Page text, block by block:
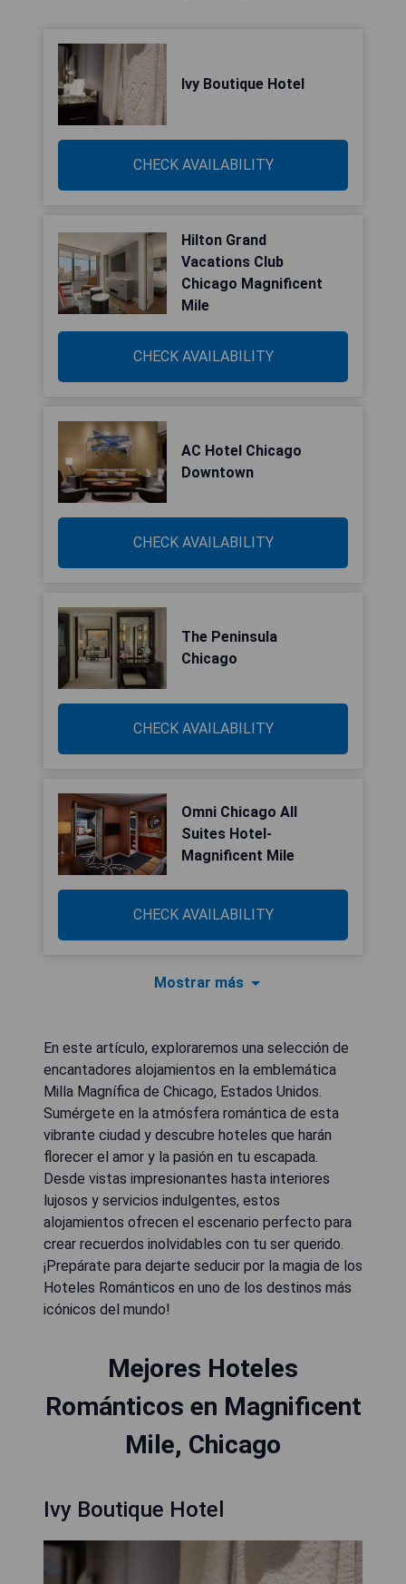
Ivy Boutique Hotel
CHECK AVAILABILITY
Hilton Grand
Vacations Club
Chicago Magnificent
Mile
CHECK AVAILABILITY
AC Hotel Chicago
Downtown
CHECK AVAILABILITY
The Peninsula
Chicago
CHECK AVAILABILITY
Omni Chicago All
Suites Hotel-
Magnificent Mile
CHECK AVAILABILITY
Mostrar más
En este artículo, exploraremos una selección de
encantadores alojamientos en la emblemática
Milla Magnífica de Chicago, Estados Unidos.
Sumérgete en la atmósfera romántica de esta
vibrante ciudad y descubre hoteles que harán
florecer el amor y la pasión en tu escapada.
Desde vistas impresionantes hasta interiores
lujosos y servicios indulgentes, estos
alojamientos ofrecen el escenario perfecto para
crear recuerdos inolvidables con tu ser querido.
¡Prepárate para dejarte seducir por la magia de los
Hoteles Románticos en uno de los destinos más
icónicos del mundo!
Mejores Hoteles
Románticos en Magnificent
Mile, Chicago
Ivy Boutique Hotel